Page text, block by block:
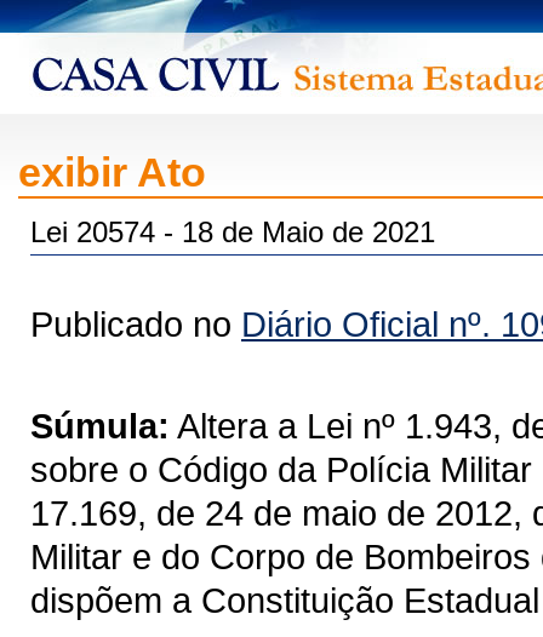
exibir Ato
Lei 20574 - 18 de Maio de 2021
Publicado no Diário Oficial nº.
Súmula: Altera a Lei nº 1.943,
sobre o Código da Polícia
17.169, de 24 de maio de
Militar e do Corpo de
dispõem a Constituição